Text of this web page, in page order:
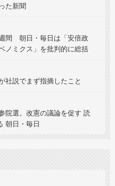
た新聞
間 朝日・毎日は「安倍政
ミクス」を批判的に総括
説でまず指摘したこと
院選。改憲の議論を促す 読
朝日・毎日